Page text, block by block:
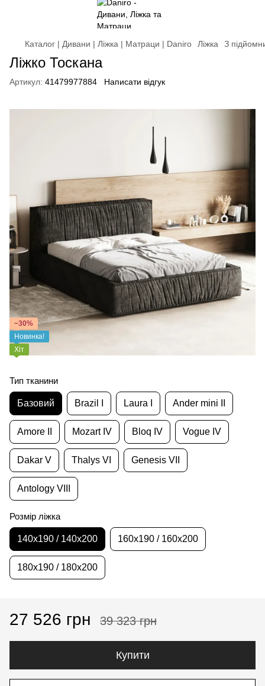
Каталог | Дивани | Ліжка | Матраци | Daniro Ліжка З
Ліжко Тоскана
Артикул: 41479977884 Написати відгук
−30%
Новинка!
Хіт
Тип тканини
Базовий Brazil I Laura I Ander mini II
Amore II Mozart IV Bloq IV Vogue IV
Dakar V Thalys VI Genesis VII
Antology VIII
Розмір ліжка
140x190 / 140x200 160x190 / 160x200
180x190 / 180x200
27 526 грн 39 323 грн
Купити